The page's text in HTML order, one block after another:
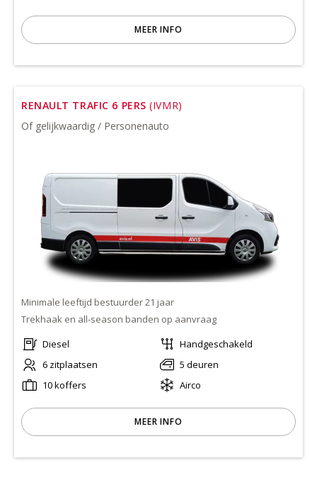
MEER INFO
RENAULT TRAFIC 6 PERS(IVMR)
Of gelijkwaardig / Personenauto
Minimale leeftijd bestuurder 21 jaar
Trekhaak en all-season banden op aanvraag
Diesel
Handgeschakeld
6 zitplaatsen
5 deuren
10 koffers
Airco
MEER INFO